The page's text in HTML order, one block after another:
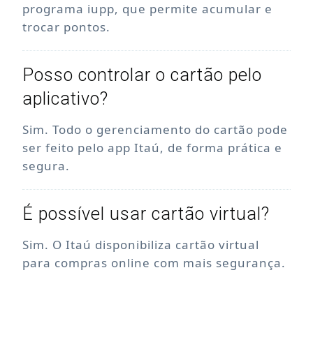
programa iupp, que permite acumular e
trocar pontos.
Posso controlar o cartão pelo
aplicativo?
Sim. Todo o gerenciamento do cartão pode
ser feito pelo app Itaú, de forma prática e
segura.
É possível usar cartão virtual?
Sim. O Itaú disponibiliza cartão virtual
para compras online com mais segurança.